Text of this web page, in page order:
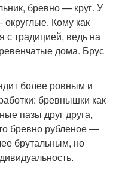
бревно — круг. У
Кому как
с традицией, ведь на
дома. Брус
более ровным и
бревнышки как
пазы друг друга,
бревно рубленое —
брутальным, но